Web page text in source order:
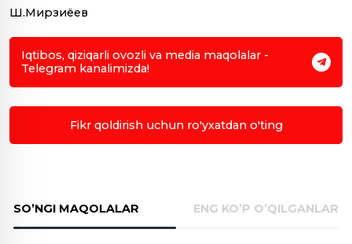
Ш.Мирзиёев
Iqtibos, qiziqarli ovozli va media maqolalar -
Telegram kanalimizda!
Fikr qoldirish uchun ro'yxatdan o'ting
SO’NGI MAQOLALAR ENG KO’P O’QILGANLAR